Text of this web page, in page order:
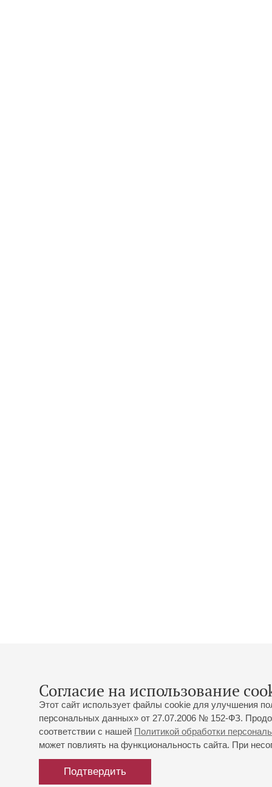
Согласие на использование
Этот сайт использует файлы cookie для улучшения
персональных данных» от 27.07.2006 № 152-ФЗ.
соответствии с нашей Политикой обработки
может повлиять на функциональность сайта. При
Подтвердить